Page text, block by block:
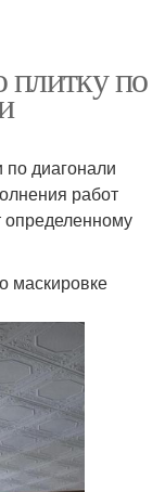
плитку по
диагонали
работ
определенному
маскировке